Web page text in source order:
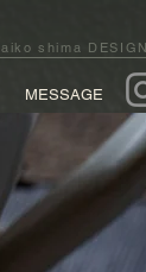
MESSAGE
aiko shima DESIGN